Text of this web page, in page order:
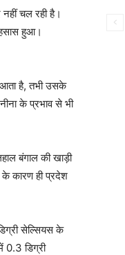
चल रही है।
हुआ।
आता है, तभी उसके
के प्रभाव से भी
बंगाल की खाड़ी
के कारण ही प्रदेश
सेल्सियस के
0.3 डिग्री